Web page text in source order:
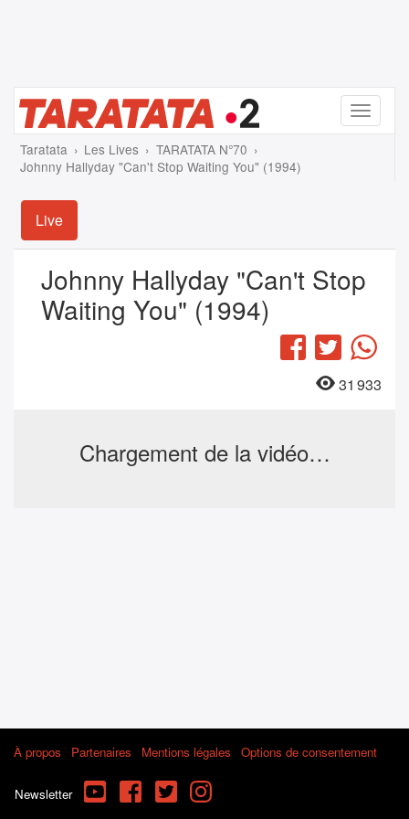
Menu
Taratata Les Lives
TARATATA N°70
Johnny Hallyday "Can't Stop Waiting You" (1994)
Live
Johnny Hallyday "Can't Stop
Waiting You" (1994)
Facebook
Twitter
31 933
Chargement de la vidéo…
À propos Partenaires Mentions légales Options de consentement
Newsletter YouTube FacebookTwitterInstagram